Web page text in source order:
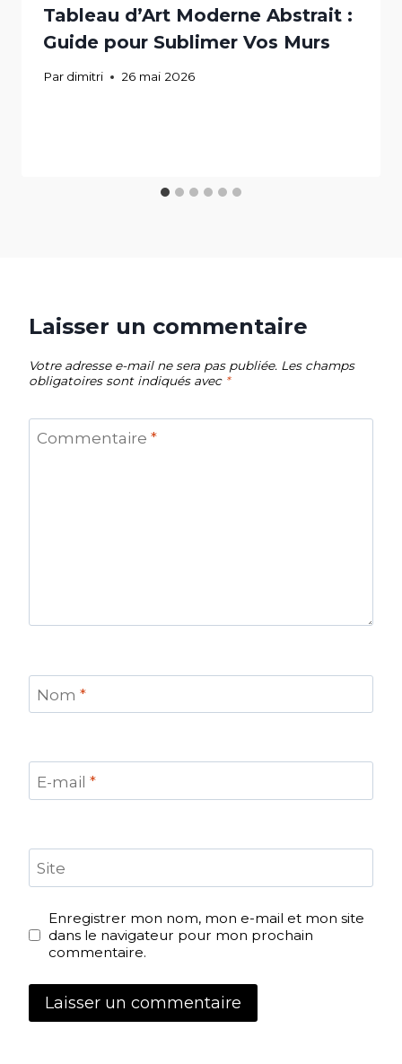
Tableau d’Art Moderne Abstrait :
Guide pour Sublimer Vos Murs
Par dimitri 26 mai 2026
Laisser un commentaire
Votre adresse e-mail ne sera pas publiée. Les champs
obligatoires sont indiqués avec *
Commentaire *
Nom *
E-mail *
Site
Enregistrer mon nom, mon e-mail et mon site
dans le navigateur pour mon prochain
commentaire.